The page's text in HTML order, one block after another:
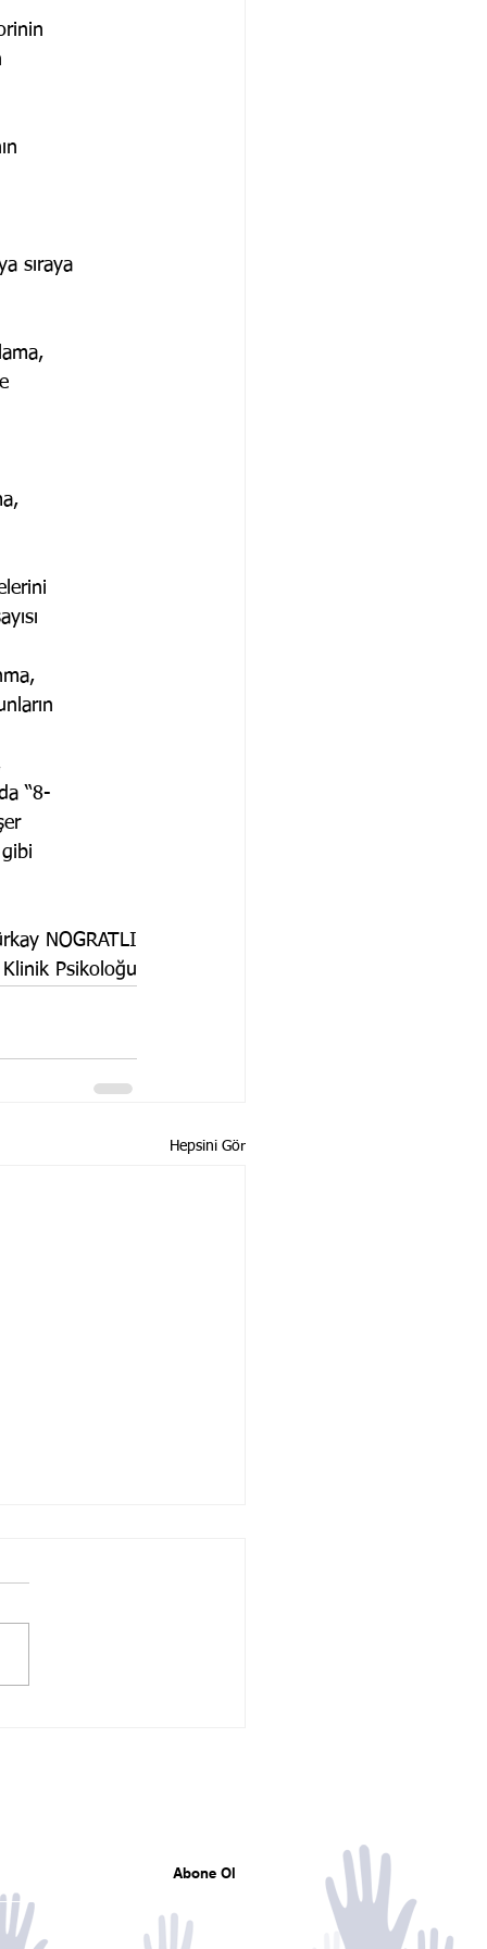
sıraya
“8-
NOGRATLI
Klinik Psikoloğu
Hepsini Gör
Abone Ol